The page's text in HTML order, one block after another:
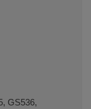
GS536,